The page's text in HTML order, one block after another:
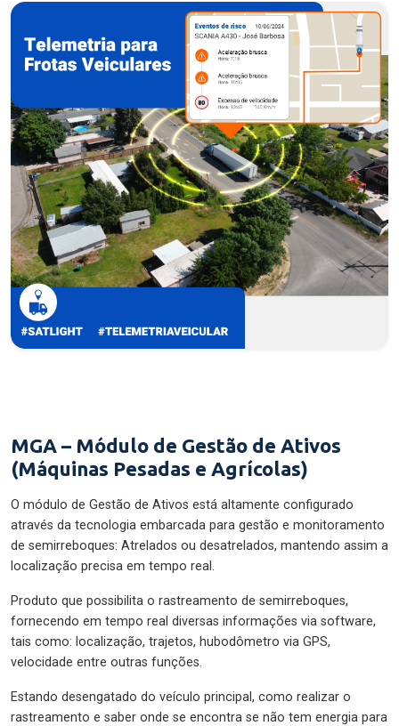
MGA – Módulo de Gestão de Ativos
(Máquinas Pesadas e Agrícolas)
O módulo de Gestão de Ativos está altamente configurado
através da tecnologia embarcada para gestão e monitoramento
de semirreboques: Atrelados ou desatrelados, mantendo assim a
localização precisa em tempo real.
Produto que possibilita o rastreamento de semirreboques,
fornecendo em tempo real diversas informações via software,
tais como: localização, trajetos, hubodômetro via GPS,
velocidade entre outras funções.
Estando desengatado do veículo principal, como realizar o
rastreamento e saber onde se encontra se não tem energia para